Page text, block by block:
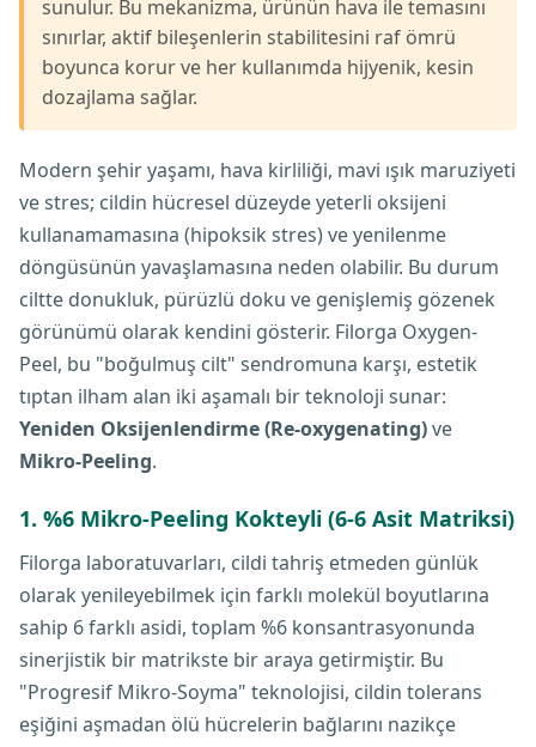
sunulur. Bu mekanizma, ürünün hava ile temasını
sınırlar, aktif bileşenlerin stabilitesini raf ömrü
boyunca korur ve her kullanımda hijyenik, kesin
dozajlama sağlar.
Modern şehir yaşamı, hava kirliliği, mavi ışık maruziyeti
ve stres; cildin hücresel düzeyde yeterli oksijeni
kullanamamasına (hipoksik stres) ve yenilenme
döngüsünün yavaşlamasına neden olabilir. Bu durum
ciltte donukluk, pürüzlü doku ve genişlemiş gözenek
görünümü olarak kendini gösterir. Filorga Oxygen-
Peel, bu "boğulmuş cilt" sendromuna karşı, estetik
tıptan ilham alan iki aşamalı bir teknoloji sunar:
Yeniden Oksijenlendirme (Re-oxygenating)ve
Mikro-Peeling.
1. %6 Mikro-Peeling Kokteyli (6-6 Asit Matriksi)
Filorga laboratuvarları, cildi tahriş etmeden günlük
olarak yenileyebilmek için farklı molekül boyutlarına
sahip 6 farklı asidi, toplam %6 konsantrasyonunda
sinerjistik bir matrikste bir araya getirmiştir. Bu
"Progresif Mikro-Soyma" teknolojisi, cildin tolerans
eşiğini aşmadan ölü hücrelerin bağlarını nazikçe